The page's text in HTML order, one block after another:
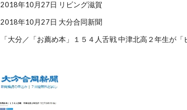
2018年10月27日 リビング滋賀
2018年10月27日 大分合同新聞
「大分／「お薦め本」１５４人舌戦 中津北高２年生が「